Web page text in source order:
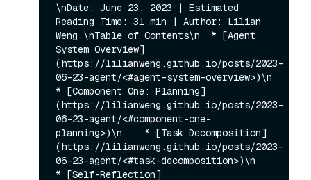
\nDate: June 23, 2023 | Estimated
Reading Time: 31 min | Author: Lilian
Weng \nTable of Contents\n  * [Agent
System Overview]
(https://lilianweng.github.io/posts/2023-
06-23-agent/<#agent-system-overview>)\n
* [Component One: Planning]
(https://lilianweng.github.io/posts/2023-
06-23-agent/<#component-one-
planning>)\n    * [Task Decomposition]
(https://lilianweng.github.io/posts/2023-
06-23-agent/<#task-decomposition>)\n
* [Self-Reflection]